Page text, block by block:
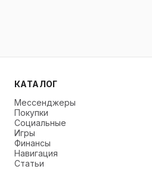
КАТАЛОГ
Мессенджеры
Покупки
Социальные
Игры
Финансы
Навигация
Статьи